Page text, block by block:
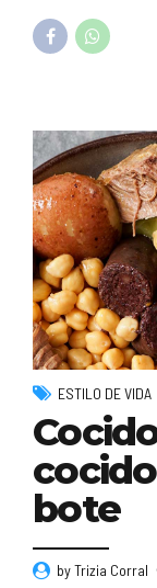
ESTILO DE VIDA
bote
by Trizia Corral